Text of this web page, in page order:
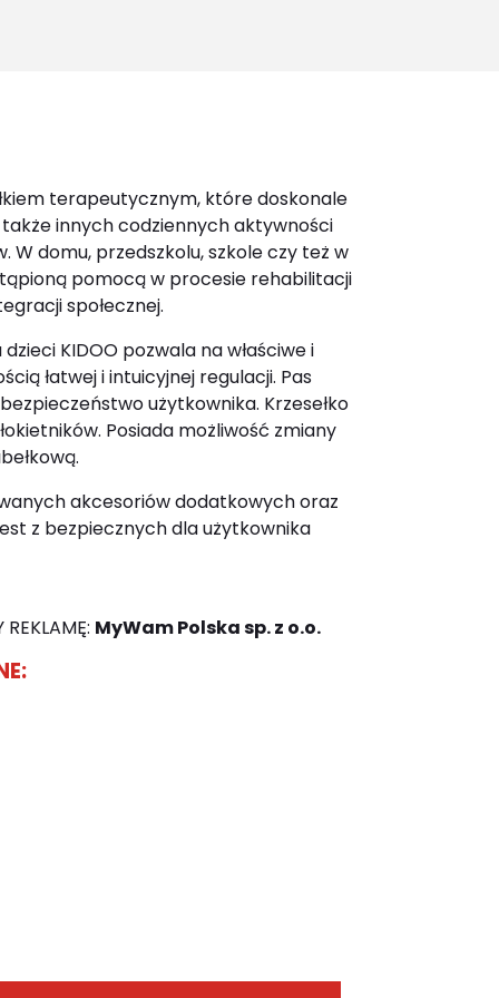
terapeutycznym, które doskonale
innych codziennych aktywności
W domu, przedszkolu, szkole czy też w
pomocą w procesie rehabilitacji
społecznej.
KIDOO pozwala na właściwe i
łatwej i intuicyjnej regulacji. Pas
użytkownika. Krzesełko
Posiada możliwość zmiany
akcesoriów dodatkowych oraz
z bezpiecznych dla użytkownika
MyWam Polska sp. z o.o.